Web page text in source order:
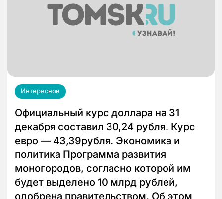
Интересное
Официальный курс доллара на 31
декабря составил 30,24 рубля. Курс
евро — 43,39рубля. Экономика и
политика Программа развития
моногородов, согласно которой им
будет выделено 10 млрд рублей,
одобрена правительством. Об этом